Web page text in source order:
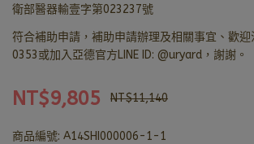
衛部醫器輸壹字第023237號
符合補助申請，補助申請辦理及相關事宜、歡
0353或加入亞德官方LINE ID: @uryard，謝謝。
NT$9,805 NT$11,140
商品編號: A14SHI000006-1-1